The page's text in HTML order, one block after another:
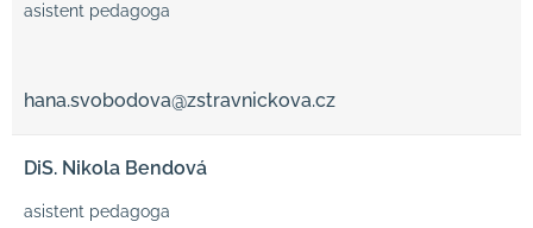
asistent pedagoga
hana.svobodova@zstravnickova.cz
DiS. Nikola Bendová
asistent pedagoga